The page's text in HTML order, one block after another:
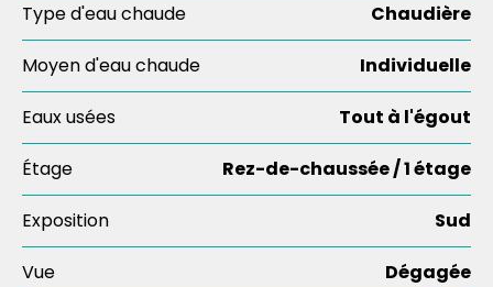
Type d'eau chaude Chaudière
Moyen d'eau chaude Individuelle
Eaux usées Tout à l'égout
Étage Rez-de-chaussée / 1 étage
Exposition Sud
Vue Dégagée